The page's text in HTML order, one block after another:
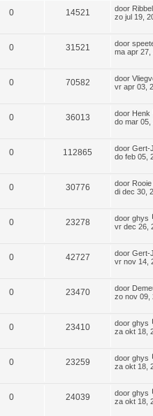
0 14521 door
zo jul 19,
0 31521 door
ma apr 27,
0 70582 door
vr apr 03,
0 36013 door Henk
do mar 05,
0 112865 door Gert-
do feb 05,
0 30776 door
di dec 30,
0 23278 door ghys
vr dec 26,
0 42727 door Gert-
vr nov 14,
0 23470 door
zo nov 09,
0 23410 door ghys
za okt 18,
0 23259 door ghys
za okt 18,
0 24039 door ghys
za okt 18,